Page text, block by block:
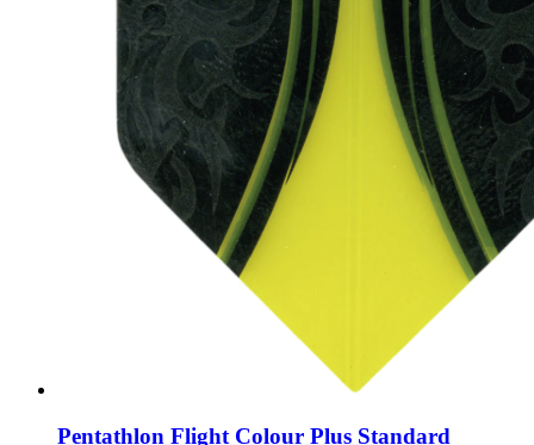
Pentathlon Flight Colour Plus Standard